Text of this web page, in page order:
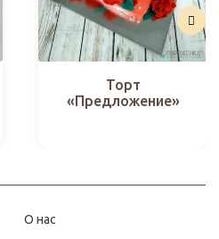
Торт
«Предложение»
О нас